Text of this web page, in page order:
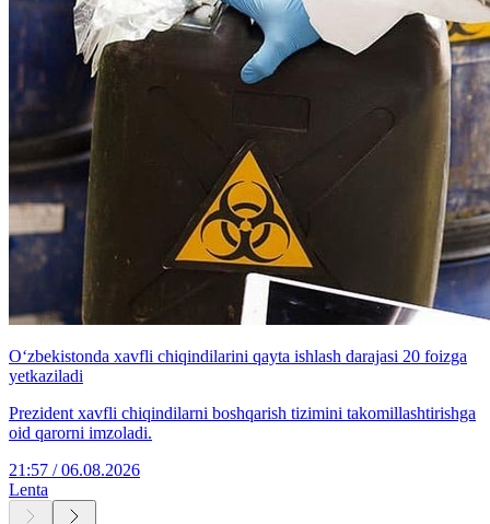
O‘zbekistonda xavfli chiqindilarini qayta ishlash darajasi 20 foizga
yetkaziladi
Prezident xavfli chiqindilarni boshqarish tizimini takomillashtirishga
oid qarorni imzoladi.
21:57 / 06.08.2026
Lenta